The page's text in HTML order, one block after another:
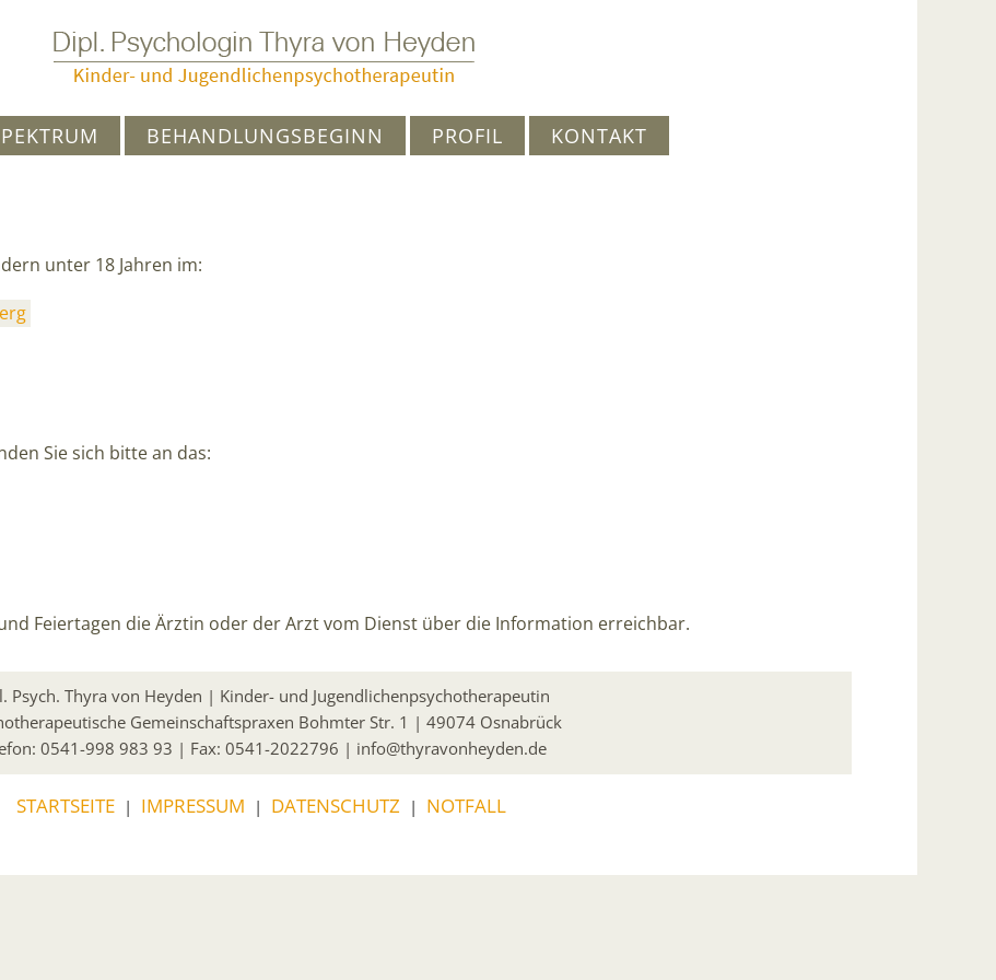
BEHANDLUNGSBEGINN PROFIL KONTAKT
unter 18 Jahren im:
Sie sich bitte an das:
Feiertagen die Ärztin oder der Arzt vom Dienst über die Information erreichbar.
Psych. Thyra von Heyden | Kinder- und Jugendlichenpsychotherapeutin
Gemeinschaftspraxen Bohmter Str. 1 | 49074 Osnabrück
0541-998 983 93 | Fax: 0541-2022796 | info@thyravonheyden.de
STARTSEITE | IMPRESSUM | DATENSCHUTZ | NOTFALL